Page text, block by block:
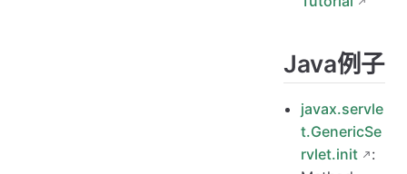
Java例子
javax.servle
t.GenericSe
rvlet.init
: